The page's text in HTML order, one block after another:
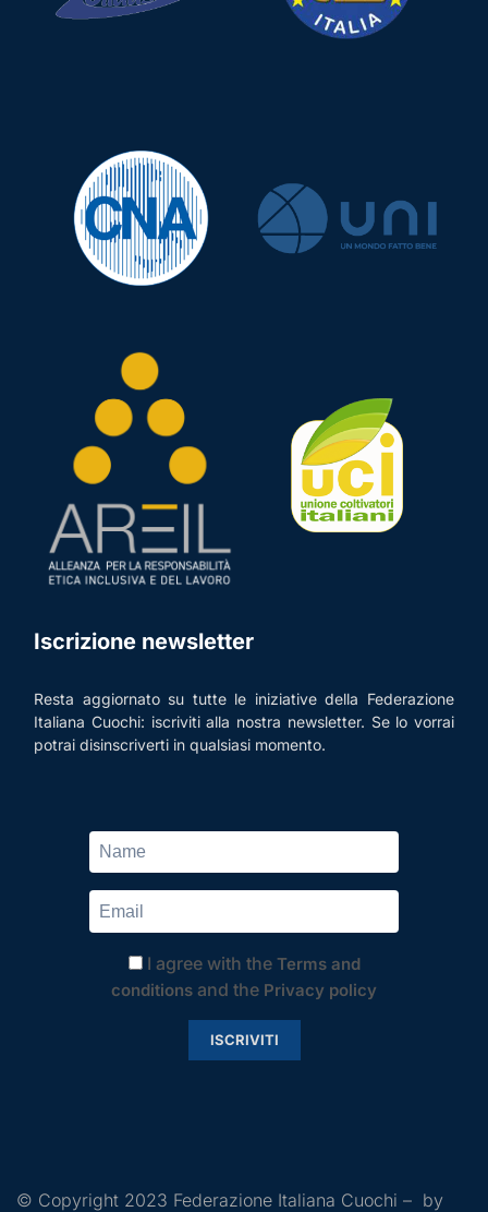
Iscrizione newsletter
Resta aggiornato su tutte le iniziative della Federazione
Italiana Cuochi: iscriviti alla nostra newsletter. Se lo vorrai
potrai disinscriverti in qualsiasi momento.
I agree with the Terms and
conditions and the Privacy policy
ISCRIVITI
© Copyright 2023 Federazione Italiana Cuochi – by